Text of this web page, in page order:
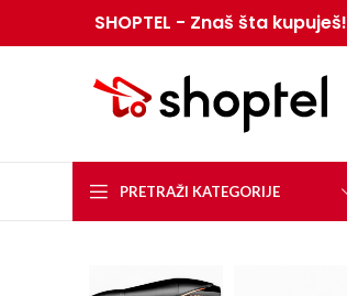
SHOPTEL - Znaš šta kupuješ!
PRETRAŽI KATEGORIJE